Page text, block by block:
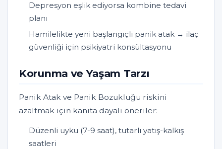
Depresyon eşlik ediyorsa kombine tedavi
planı
Hamilelikte yeni başlangıçlı panik atak → ilaç
güvenliği için psikiyatri konsültasyonu
Korunma ve Yaşam Tarzı
Panik Atak ve Panik Bozukluğu riskini
azaltmak için kanıta dayalı öneriler:
Düzenli uyku (7-9 saat), tutarlı yatış-kalkış
saatleri